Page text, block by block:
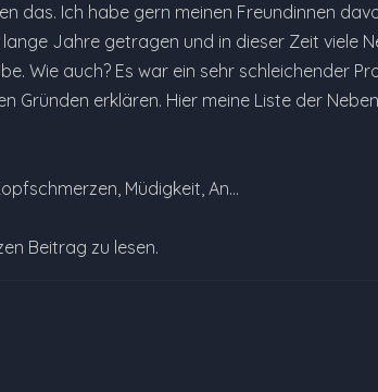
das. Ich habe gern meinen Freundinnen
Jahre getragen und in dieser Zeit viele
Wie auch? Es war ein sehr schleichender
erklären. Hier meine Liste der
Müdigkeit, An…
Beitrag zu lesen.